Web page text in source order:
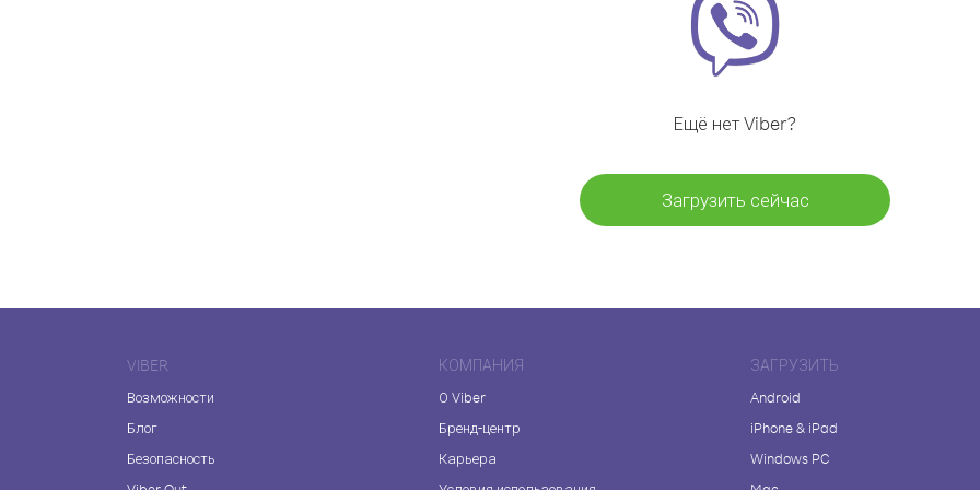
Ещё нет Viber?
Загрузить сейчас
VIBER
Возможности
Блог
Безопасность
КОМПАНИЯ
О Viber
Бренд-центр
Карьера
ЗАГРУЗИТЬ
Android
iPhone & iPad
Windows PC